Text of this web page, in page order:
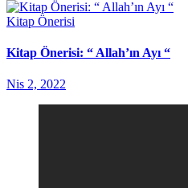
Kitap Önerisi
Kitap Önerisi: “ Allah’ın Ayı “
Nis 2, 2022